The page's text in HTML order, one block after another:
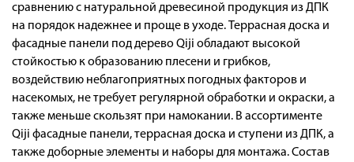
сравнению с натуральной древесиной продукция из ДПК
на порядок надежнее и проще в уходе. Террасная доска и
фасадные панели под дерево Qiji обладают высокой
стойкостью к образованию плесени и грибков,
воздействию неблагоприятных погодных факторов и
насекомых, не требует регулярной обработки и окраски, а
также меньше скользят при намокании. В ассортименте
Qiji фасадные панели, террасная доска и ступени из ДПК, а
также доборные элементы и наборы для монтажа. Состав